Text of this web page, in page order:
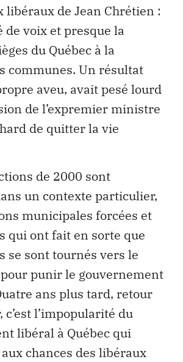
libéraux de Jean Chrétien :
voix et presque la
du Québec à la
communes. Un résultat
aveu, avait pesé lourd
de l’expremier ministre
de quitter la vie
de 2000 sont
un contexte particulier,
municipales forcées et
qui ont fait en sorte que
se sont tournés vers le
punir le gouvernement
ans plus tard, retour
c’est l’impopularité du
libéral à Québec qui
chances des libéraux